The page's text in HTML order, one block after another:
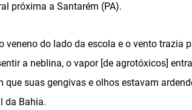
próxima a Santarém (PA).
veneno do lado da escola e o vento trazia
a neblina, o vapor [de agrotóxicos]
que suas gengivas e olhos estavam
da Bahia.